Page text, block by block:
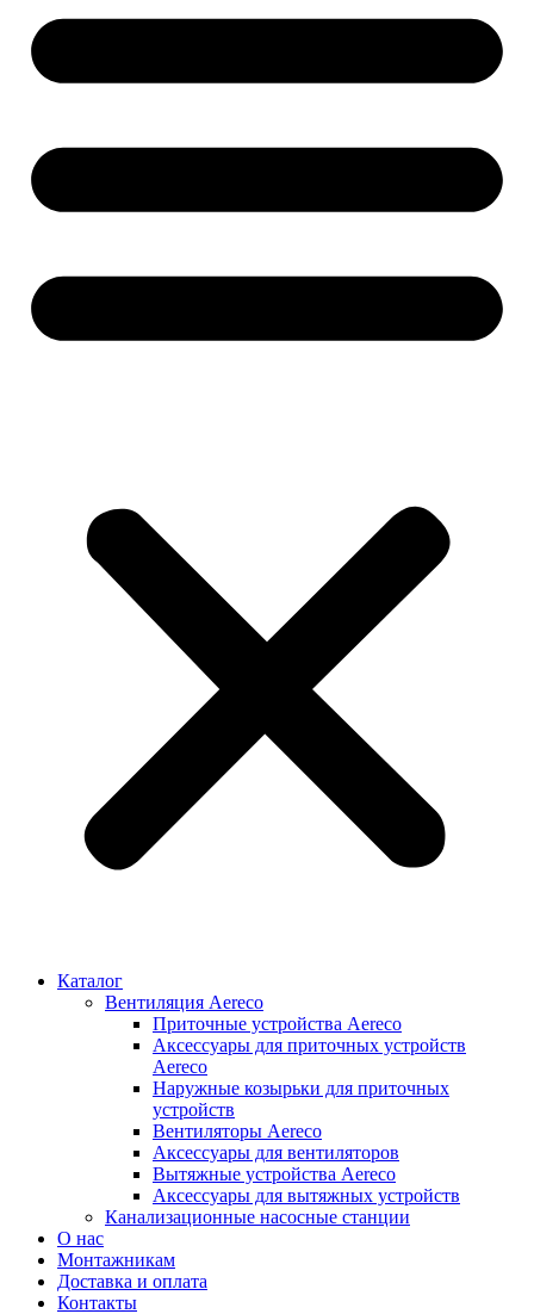
Каталог
Вентиляция Aereco
Приточные устройства Aereco
Аксессуары для приточных устройств
Aereco
Наружные козырьки для приточных
устройств
Вентиляторы Aereco
Аксессуары для вентиляторов
Вытяжные устройства Aereco
Аксессуары для вытяжных устройств
Канализационные насосные станции
О нас
Монтажникам
Доставка и оплата
Контакты